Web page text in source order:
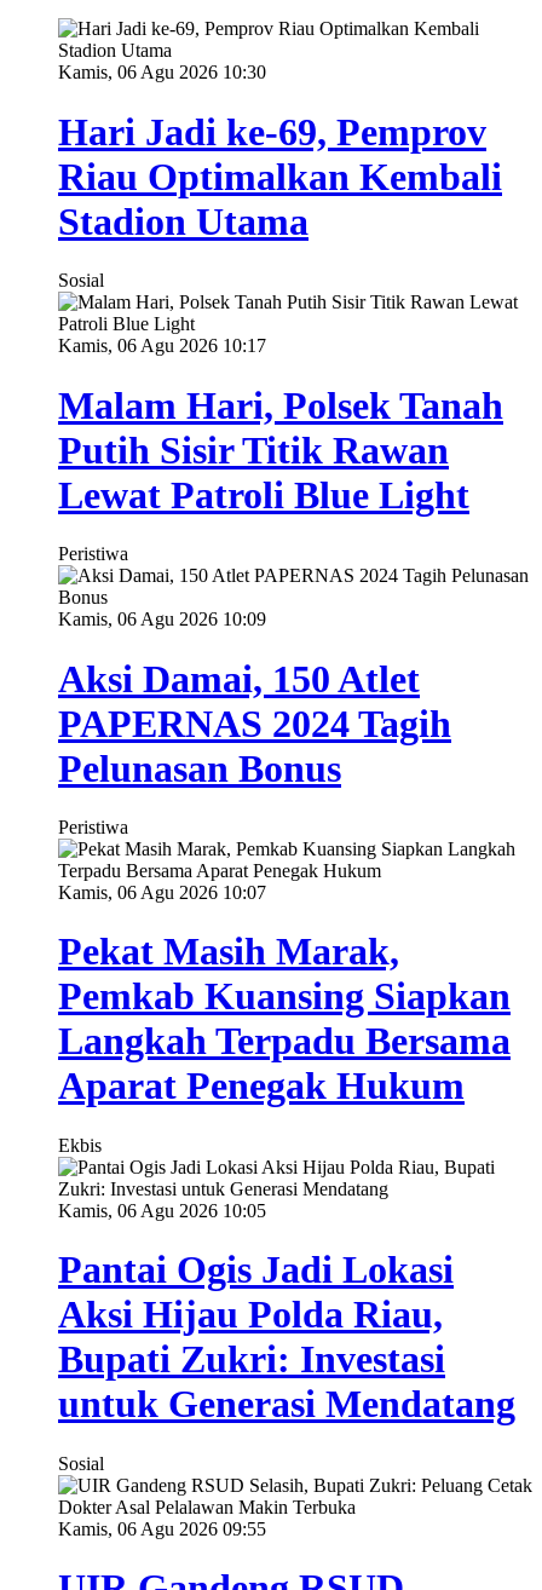
Kamis, 06 Agu 2026 10:30
Hari Jadi ke-69, Pemprov
Riau Optimalkan Kembali
Stadion Utama
Sosial
Kamis, 06 Agu 2026 10:17
Malam Hari, Polsek Tanah
Putih Sisir Titik Rawan
Lewat Patroli Blue Light
Peristiwa
Kamis, 06 Agu 2026 10:09
Aksi Damai, 150 Atlet
PAPERNAS 2024 Tagih
Pelunasan Bonus
Peristiwa
Kamis, 06 Agu 2026 10:07
Pekat Masih Marak,
Pemkab Kuansing Siapkan
Langkah Terpadu Bersama
Aparat Penegak Hukum
Ekbis
Kamis, 06 Agu 2026 10:05
Pantai Ogis Jadi Lokasi
Aksi Hijau Polda Riau,
Bupati Zukri: Investasi
untuk Generasi Mendatang
Sosial
Kamis, 06 Agu 2026 09:55